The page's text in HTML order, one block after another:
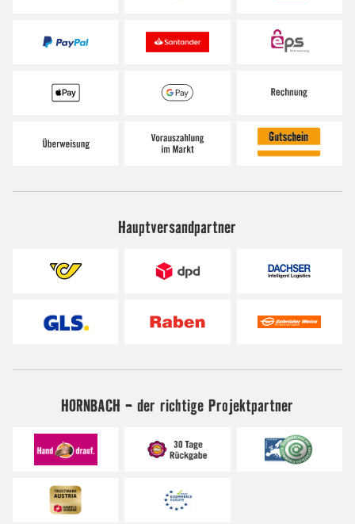
Hauptversandpartner
HORNBACH - der richtige Projektpartner